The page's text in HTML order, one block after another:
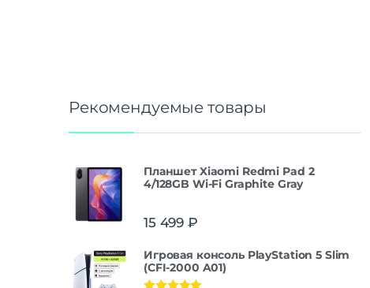
Рекомендуемые товары
Планшет Xiaomi Redmi Pad 2
4/128GB Wi-Fi Graphite Gray
15 499 ₽
Игровая консоль PlayStation 5 Slim
(CFI-2000 A01)